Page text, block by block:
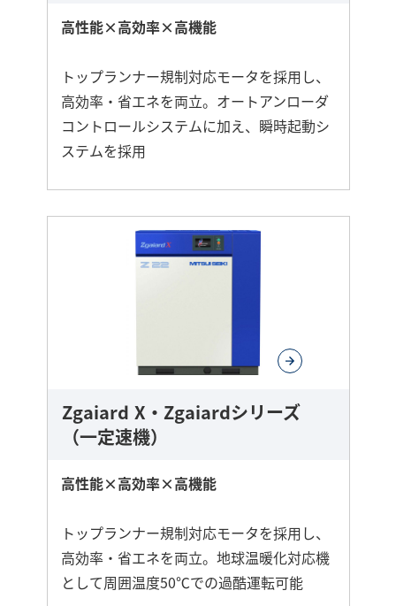
高性能×高効率×高機能
トップランナー規制対応モータを採用し、
高効率・省エネを両立。オートアンローダ
コントロールシステムに加え、瞬時起動シ
ステムを採用
ら
に
Zgaiard X・Zgaiardシリーズ
（一定速機）
高性能×高効率×高機能
トップランナー規制対応モータを採用し、
高効率・省エネを両立。地球温暖化対応機
として周囲温度50℃での過酷運転可能